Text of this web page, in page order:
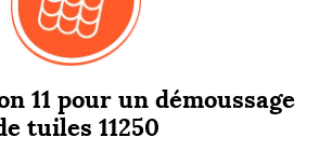
11 pour un démoussage
tuiles 11250